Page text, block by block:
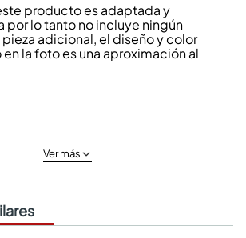
producto es adaptada y
por lo tanto no incluye ningún
adicional, el diseño y color
la foto es una aproximación al
Ver más